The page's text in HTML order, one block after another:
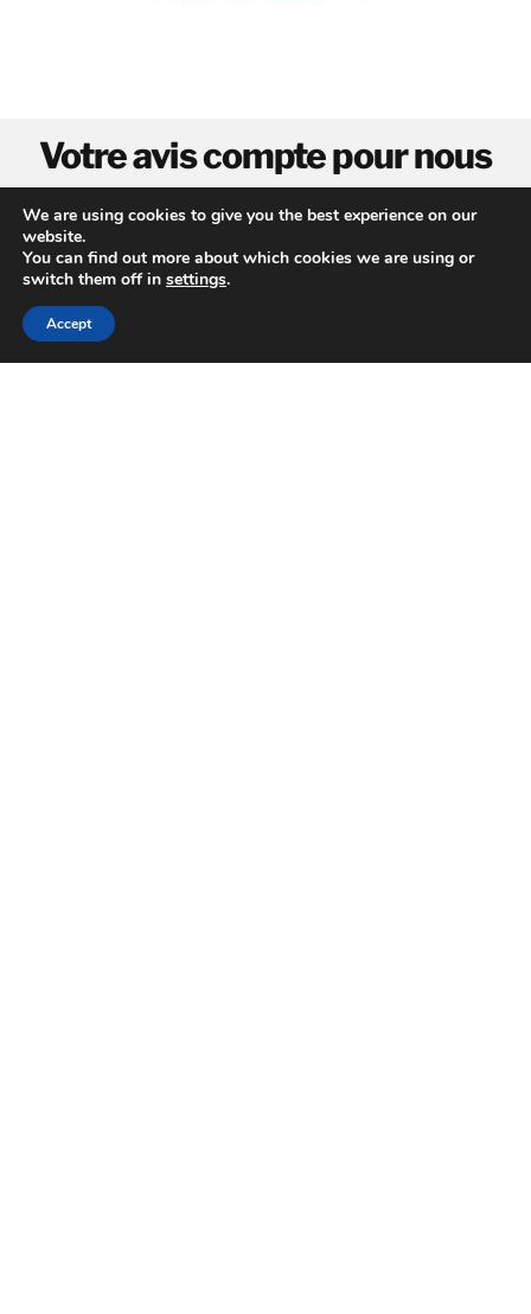
Votre avis compte pour nous
Nous aimerions avoir de vosnouvelles!
ENTRER EN CONTACT
24 HOUR EMERGENCY HOTLINE
800-856-3333
We are using cookies to give you the best experience on our
website.
You can find out more about which cookies we are using or
switch them off in settings.
Accept